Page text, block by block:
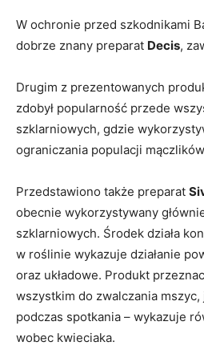
W ochronie przed szkodnikami
dobrze znany preparat Decis,
Drugim z prezentowanych
zdobył popularność przede
szklarniowych, gdzie
ograniczania populacji
Przedstawiono także preparat
obecnie wykorzystywany
szklarniowych. Środek działa
w roślinie wykazuje działanie
oraz układowe. Produkt
wszystkim do zwalczania mszyc,
podczas spotkania – wykazuje
wobec kwieciaka.